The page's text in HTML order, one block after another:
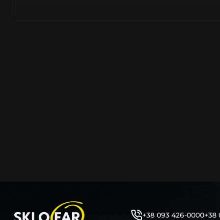
як це часто пропонують автосервіси та автодилери.
заощадити та придбати тільки те, що потребує
+38 093 426-0000+38